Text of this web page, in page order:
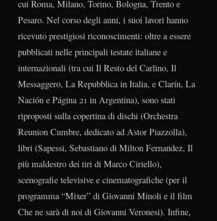
cui Roma, Milano, Torino, Bologna, Trento e
Pesaro. Nel corso degli anni, i suoi lavori hanno
ricevuto prestigiosi riconoscimenti: oltre a essere
pubblicati nelle principali testate italiane e
internazionali (tra cui Il Resto del Carlino, Il
Messaggero, La Repubblica in Italia, e Clarín, La
Nación e Página 21 in Argentina), sono stati
riproposti sulla copertina di dischi (Orchestra
Reunion Cumbre, dedicato ad Astor Piazzolla),
libri (Sapessi, Sebastiano di Milton Fernandez, Il
più maldestro dei tiri di Marco Ciriello),
scenografie televisive e cinematografiche (per il
programma “Mixer” di Giovanni Minoli e il film
Che ne sarà di noi di Giovanni Veronesi). Infine,